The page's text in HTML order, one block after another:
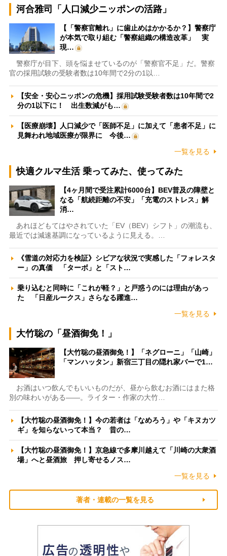
河合雅司「人口減少ニッポンの活路」
【「警察官離れ」に歯止めはかかるか？】警察庁
が本気で取り組む「警察組織の構造改革」 実
現…
警察庁が目下、頭を悩ませているのが「警察官不足」だ。警察
官の採用試験の受験者数は10年間で2分の1以…
【安全・安心ニッポンの危機】採用試験受験者数は10年間で2
分の1以下に！ 出生数減がも…
【医療崩壊】人口減少で「医師不足」に加えて「患者不足」に
見舞われ地域医療が限界に 今後…
一覧を見る
快適クルマ生活 乗ってみた、使ってみた
【4ヶ月間で受注累計6000台】BEV普及の障壁と
なる「航続距離の不安」「充電のストレス」解
消…
あれほどもてはやされていた「EV（BEV）シフト」の潮流も、
最近では減速基調になっているように見える。…
《雪道の対応力を検証》シビアな状況で実感した「フォレスタ
ー」の真価 「ターボ」と「スト…
乗り込むと同時に「これが軽？」と戸惑うのには理由があっ
た 「日産ルークス」さらなる躍進…
一覧を見る
大竹聡の「昼酒御免！」
【大竹聡の昼酒御免！】「ネグローニ」「山崎」
「マンハッタン」新宿三丁目の隠れ家バーで1…
お酒はいつ飲んでもいいものだが、昼から飲むお酒にはまた格
別の味わいがある――。ライター・作家の大竹…
【大竹聡の昼酒御免！】今の若者は「なめろう」や「キヌカツ
ギ」を知らないって本当？ 昔の…
【大竹聡の昼酒御免！】京急線で多摩川越えて「川崎の大衆酒
場」へと昼酒旅 押し寄せるノス…
一覧を見る
著者・連載の一覧を見る